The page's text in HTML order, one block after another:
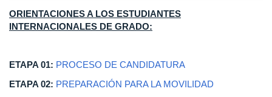
ORIENTACIONES A LOS ESTUDIANTES
INTERNACIONALES DE GRADO:​
ETAPA 01: PROCESO DE CANDIDATURA
ETAPA 02: PREPARACIÓN PARA LA MOVILIDAD